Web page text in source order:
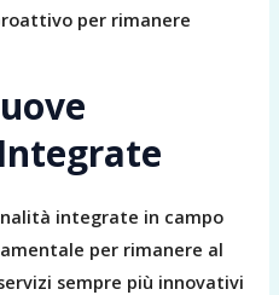
per rimanere
integrate in campo
per rimanere al
sempre più innovativi